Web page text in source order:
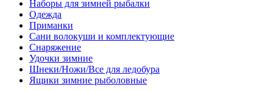
Наборы для зимней рыбалки
Одежда
Приманки
Сани волокуши и комплектующие
Снаряжение
Удочки зимние
Шнеки/Ножи/Все для ледобура
Ящики зимние рыболовные